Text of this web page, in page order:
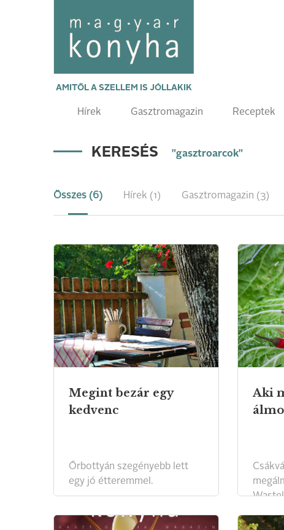
AMITŐL A SZELLEM IS JÓLLAKIK
Hírek Gasztromagazin Receptek
KERESÉS "gasztroarcok"
Összes (6) Hírek (1) Gasztromagazin (3)
Megint bezár egy
kedvenc
Őrbottyán szegényebb lett
egy jó étteremmel.
Aki